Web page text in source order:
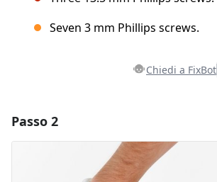
Seven 3 mm Phillips screws.
Chiedi a FixBot
Aggiungi Commento
Passo 2